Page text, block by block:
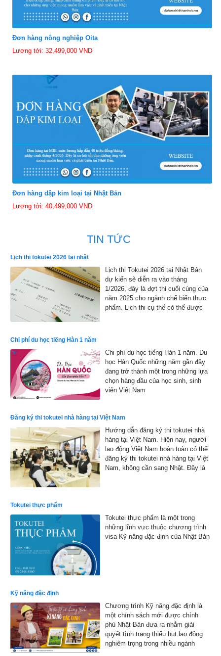
Đơn hàng nông nghiệp Oita
Lương tới: 32,499,000 VND
Đơn hàng dập kim loại tại Nhật Bản
Lương tới: 40,499,000 VND
TIN TỨC
Lịch thi tokutei 2026 tại nhật
Lịch thi Tokutei 2026 tại Nhật Bản
dự kiến sẽ diễn ra vào tháng
1/2026, đây là đợt thi cuối cùng của
năm 2025 cho ngành chế biến thực
phẩm. Lịch thi cụ thể có thể được
2026
Chi phí du học tiếng Hàn 1 năm
Chi phí du học tiếng Hàn 1 năm. Du
học Hàn Quốc những năm gần đây
đang trở thành một trong những lựa
chọn hàng đầu của học sinh, sinh
viên Việt Nam
Đăng ký thi tokutei nhà hàng tại Việt Nam
Hướng dẫn đăng ký thi tokutei nhà
hàng tại Việt Nam. Hiện nay, người
lao động Việt Nam hoàn toàn có thể
đăng ký thi tokutei nhà hàng tại Việt
Nam, không cần sang Nhật. Đây là
Tokutei thực phẩm
Tokutei thực phẩm là một trong
những lĩnh vực thuộc chương trình
visa Kỹ năng đặc định của Nhật Bản
Kỹ năng đặc định
Chương trình Kỹ năng đặc định là
một chính sách mới được chính
phủ Nhật Bản đưa ra nhằm giải
quyết tình trạng thiếu hụt lao động
nghiêm trọng trong nhiều ngành